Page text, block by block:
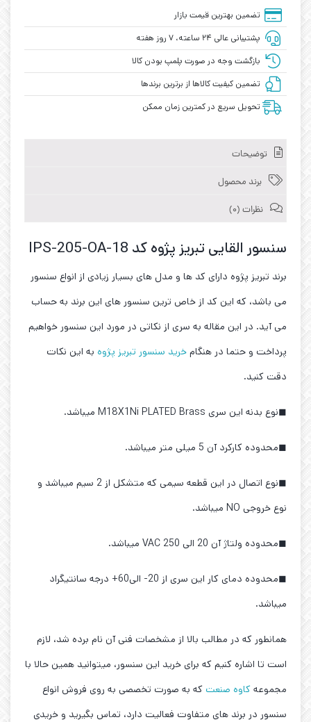
تضمین بهترین قیمت بازار
پشتیبانی عالی ۲۴ ساعته، ۷ روز هفته
بازگشت وجه در صورت پلمپ بودن کالا
تضمین کیفیت کالاها از برترین برندها
تحویل سریع در کمترین زمان ممکن
توضیحات
برند محصول
نظرات (0)
سنسور القایی تبریز پژوه کد IPS-205-OA-18
برند تبریز پژوه دارای کد ها و مدل های بسیار زیادی از انواع سنسور
می باشد، که این کد از خاص ترین سنسور های این برند به حساب
می آید. در این مقاله به سری از نکاتی در مورد این سنسور خواهیم
پرداخت و حتما در هنگام خرید سنسور تبریز پژوه به این نکات
دقت کنید.
◼نوع بدنه این سری M18X1Ni PLATED Brass میباشد.
◼محدوده کارکرد آن 5 میلی متر میباشد.
◼نوع اتصال در این قطعه سیمی که متشکل از 2 سیم میباشد و
نوع خروجی NO میباشد.
◼محدوده ولتاژ آن 20 الی 250 VAC میباشد.
◼محدوده دمای کار این سری از 20- الی60+ درجه سانتیگراد
میباشد.
همانطور که در مطالب بالا از مشخصات فنی آن نام برده شد، لازم
است تا اشاره کنیم که برای خرید این سنسور، میتوانید همین حالا با
مجموعه کاوه صنعت که به صورت تخصصی به روی فروش انواع
سنسور در برند های متفاوت فعالیت دارد، تماس بگیرید و خریدی